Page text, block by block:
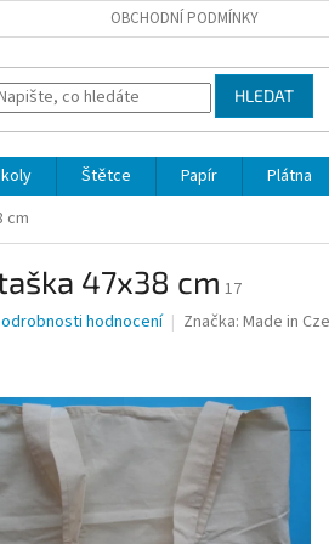
OBCHODNÍ PODMÍNKY
HLEDAT
Štětce Papír Plátna
cm
47x38 cm 17
hodnocení Značka: Made in